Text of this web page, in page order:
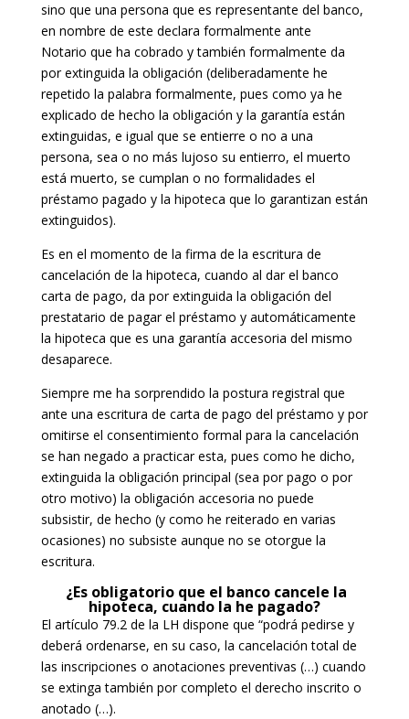
sino que una persona que es representante del banco,
en nombre de este declara formalmente ante
Notario que ha cobrado y también formalmente da
por extinguida la obligación (deliberadamente he
repetido la palabra formalmente, pues como ya he
explicado de hecho la obligación y la garantía están
extinguidas, e igual que se entierre o no a una
persona, sea o no más lujoso su entierro, el muerto
está muerto, se cumplan o no formalidades el
préstamo pagado y la hipoteca que lo garantizan están
extinguidos).
Es en el momento de la firma de la escritura de
cancelación de la hipoteca, cuando al dar el banco
carta de pago, da por extinguida la obligación del
prestatario de pagar el préstamo y automáticamente
la hipoteca que es una garantía accesoria del mismo
desaparece.
Siempre me ha sorprendido la postura registral que
ante una escritura de carta de pago del préstamo y por
omitirse el consentimiento formal para la cancelación
se han negado a practicar esta, pues como he dicho,
extinguida la obligación principal (sea por pago o por
otro motivo) la obligación accesoria no puede
subsistir, de hecho (y como he reiterado en varias
ocasiones) no subsiste aunque no se otorgue la
escritura.
¿Es obligatorio que el banco cancele la
hipoteca, cuando la he pagado?
El artículo 79.2 de la LH dispone que “podrá pedirse y
deberá ordenarse, en su caso, la cancelación total de
las inscripciones o anotaciones preventivas (…) cuando
se extinga también por completo el derecho inscrito o
anotado (…).